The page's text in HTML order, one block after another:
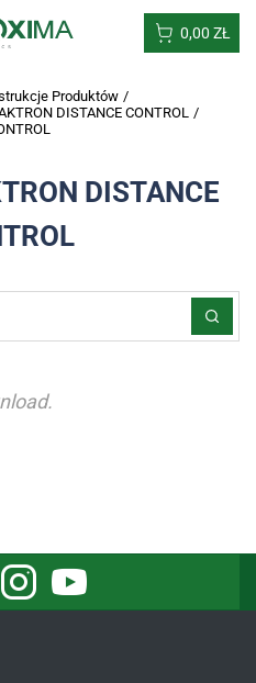
0,00 ZŁ
Produktów /
DISTANCE CONTROL /
DISTANCE
InstagramYoutube